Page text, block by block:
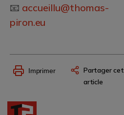
📧 accueillu@thomas-
piron.eu
Imprimer
Partager cet
article